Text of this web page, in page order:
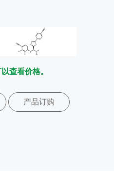
查看价格。
产品订购